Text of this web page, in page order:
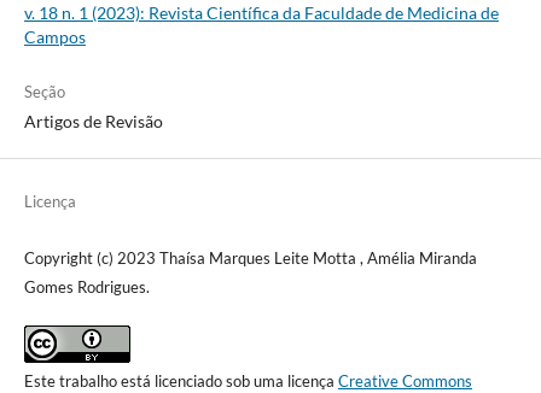
v. 18 n. 1 (2023): Revista Científica da Faculdade de Medicina de
Campos
Seção
Artigos de Revisão
Licença
Copyright (c) 2023 Thaísa Marques Leite Motta , Amélia Miranda
Gomes Rodrigues.
Este trabalho está licenciado sob uma licença Creative Commons